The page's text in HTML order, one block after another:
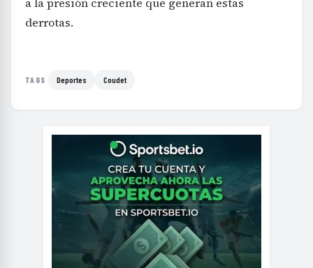
derrotas.
TAGS Deportes Coudet